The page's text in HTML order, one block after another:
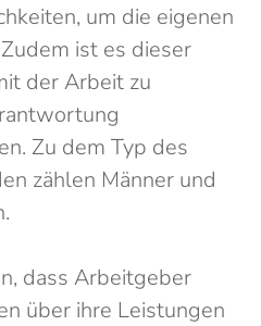
um die eigenen
ist es dieser
der Arbeit zu
Zu dem Typ des
zählen Männer und
dass Arbeitgeber
über ihre Leistungen